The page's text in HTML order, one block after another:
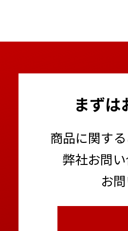
まずは
商品に関す
弊社お問
お